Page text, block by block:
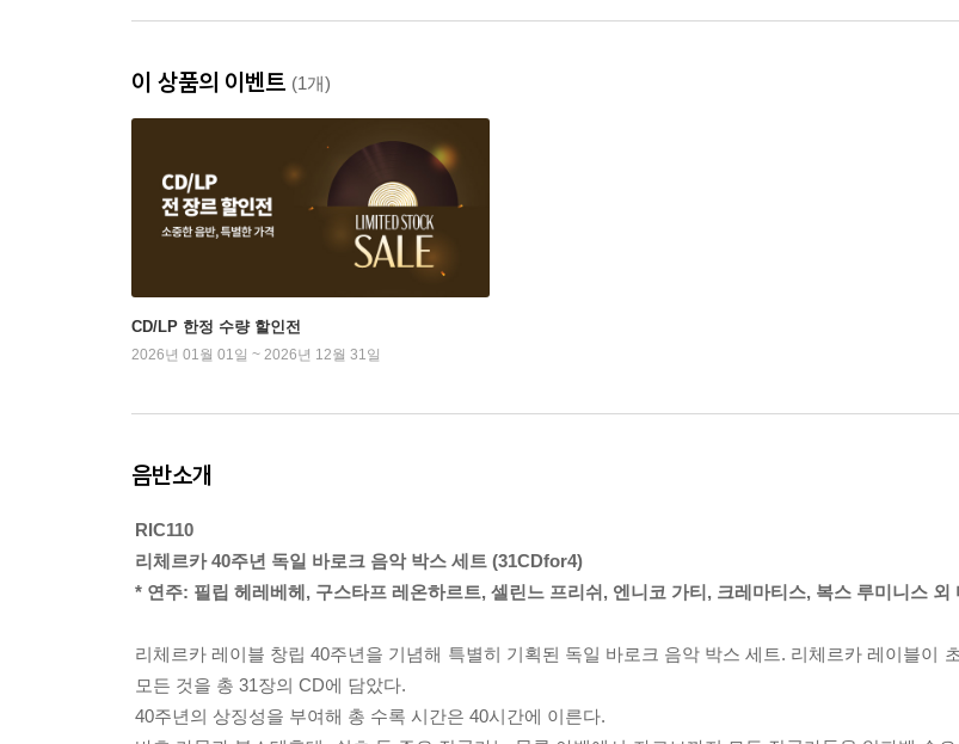
이 상품의 이벤트 (1개)
CD/LP 한정 수량 할인전
2026년 01월 01일 ~ 2026년 12월 31일
음반소개
RIC110
리체르카 40주년 독일 바로크 음악 박스 세트 (31CDfor4)
* 연주: 필립 헤레베헤, 구스타프 레온하르트, 셀린느 프리쉬, 엔니코 가티, 크레마티스, 복스 루미니스 외
리체르카 레이블 창립 40주년을 기념해 특별히 기획된 독일 바로크 음악 박스 세트. 리체르카 레이블이
모든 것을 총 31장의 CD에 담았다.
40주년의 상징성을 부여해 총 수록 시간은 40시간에 이른다.